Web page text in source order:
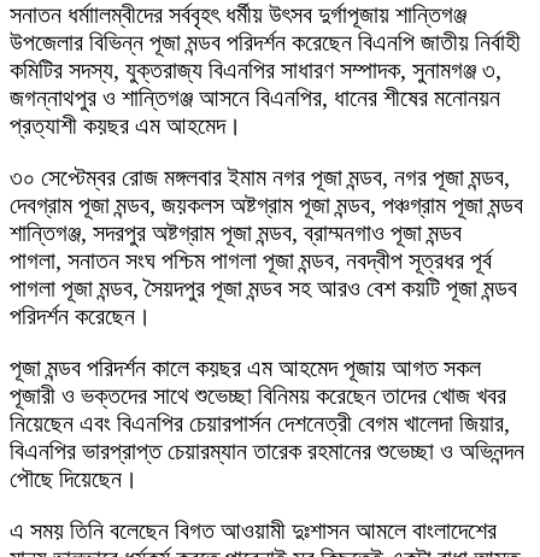
সনাতন ধর্মাালম্বীদের সর্ববৃহৎ ধর্মীয় উৎসব দুর্গাপূজায় শান্তিগঞ্জ
উপজেলার বিভিন্ন পূজা মন্ডব পরিদর্শন করেছেন বিএনপি জাতীয় নির্বাহী
কমিটির সদস্য, যুক্তরাজ্য বিএনপির সাধারণ সম্পাদক, সুনামগঞ্জ ৩,
জগন্নাথপুর ও শান্তিগঞ্জ আসনে বিএনপির, ধানের শীষের মনোনয়ন
প্রত্যাশী কয়ছর এম আহমেদ।
৩০ সেপ্টেম্বর রোজ মঙ্গলবার ইমাম নগর পূজা মন্ডব, নগর পূজা মন্ডব,
দেবগ্রাম পূজা মন্ডব, জয়কলস অষ্টগ্রাম পূজা মন্ডব, পঞ্চগ্রাম পূজা মন্ডব
শান্তিগঞ্জ, সদরপুর অষ্টগ্রাম পূজা মন্ডব, ব্রাম্মনগাও পূজা মন্ডব
পাগলা, সনাতন সংঘ পশ্চিম পাগলা পূজা মন্ডব, নবদ্বীপ সূত্রধর পূর্ব
পাগলা পূজা মন্ডব, সৈয়দপুর পূজা মন্ডব সহ আরও বেশ কয়টি পূজা মন্ডব
পরিদর্শন করেছেন।
পূজা মন্ডব পরিদর্শন কালে কয়ছর এম আহমেদ পূজায় আগত সকল
পূজারী ও ভক্তদের সাথে শুভেচ্ছা বিনিময় করেছেন তাদের খোজ খবর
নিয়েছেন এবং বিএনপির চেয়ারপার্সন দেশনেত্রী বেগম খালেদা জিয়ার,
বিএনপির ভারপ্রাপ্ত চেয়ারম্যান তারেক রহমানের শুভেচ্ছা ও অভিনন্দন
পৌছে দিয়েছেন।
এ সময় তিনি বলেছেন বিগত আওয়ামী দুঃশাসন আমলে বাংলাদেশের